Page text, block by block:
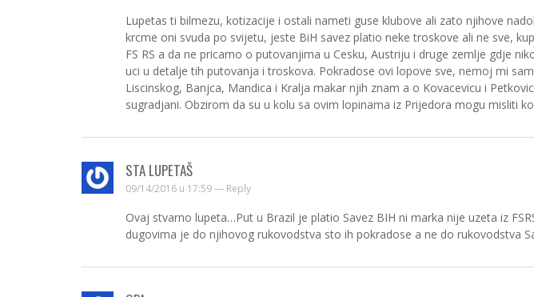
Lupetas ti bilmezu, kotizacije i ostali nameti guse klubove ali zato njihove
krcme oni svuda po svijetu, jeste BiH savez platio neke troskove ali ne sve,
FS RS a da ne pricamo o putovanjima u Cesku, Austriju i druge zemlje gdje
uci u detalje tih putovanja i troskova. Pokradose ovi lopove sve, nemoj mi
Liscinskog, Banjca, Mandica i Kralja makar njih znam a o Kovacevicu i
sugradjani. Obzirom da su u kolu sa ovim lopinama iz Prijedora mogu misliti
STA LUPETAŠ
09/14/2016 u 17:59 — Reply
Ovaj stvarno lupeta…Put u Brazil je platio Savez BIH ni marka nije uzeta iz
dugovima je do njihovog rukovodstva sto ih pokradose a ne do rukovodstva